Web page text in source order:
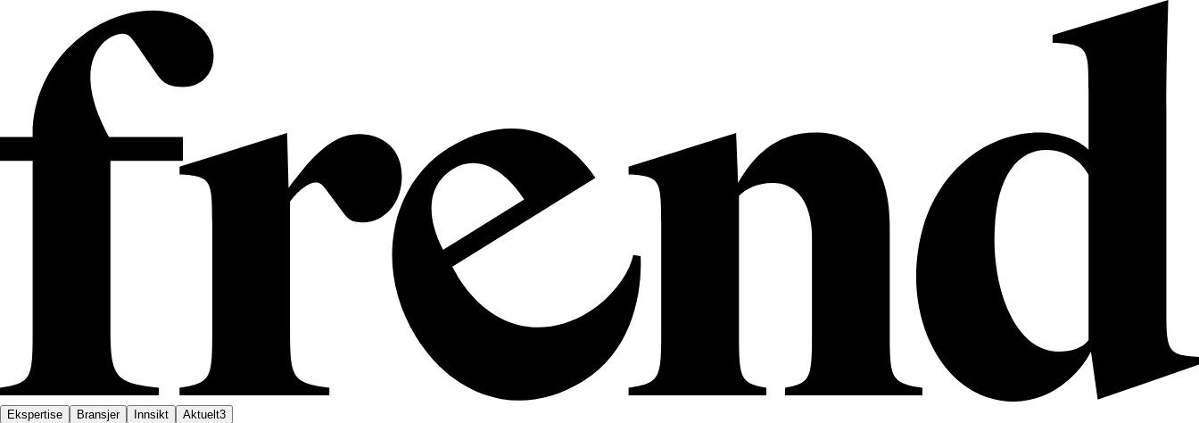
Ekspertise Bransjer Innsikt Aktuelt3